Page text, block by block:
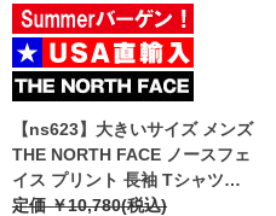
【ns623】大きいサイズ メンズ
THE NORTH FACE ノースフェ
イス プリント 長袖 Tシャツ
SIMPLE DOME TEE USA直輸入
定価 ￥10,780(税込)